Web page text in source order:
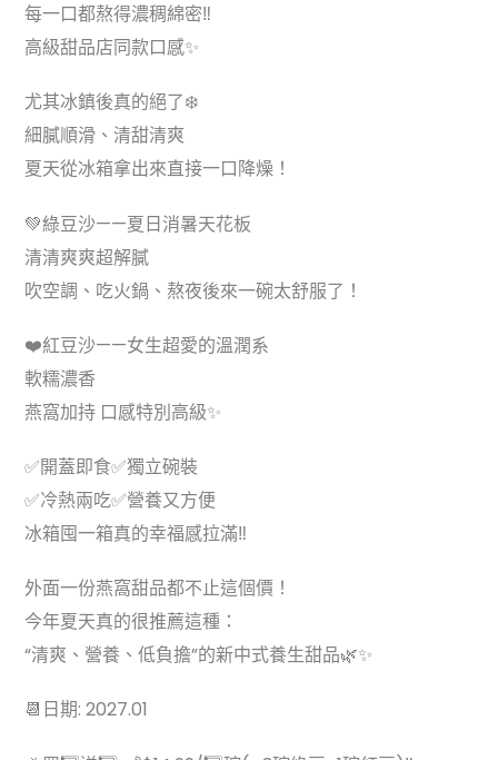
每一口都熬得濃稠綿密‼️
高級甜品店同款口感✨
尤其冰鎮後真的絕了❄️
細膩順滑、清甜清爽
夏天從冰箱拿出來直接一口降燥！
💚綠豆沙——夏日消暑天花板
清清爽爽超解膩
吹空調、吃火鍋、熬夜後來一碗太舒服了！
❤️紅豆沙——女生超愛的溫潤系
軟糯濃香
燕窩加持 口感特別高級✨
✅開蓋即食✅獨立碗裝
✅冷熱兩吃✅營養又方便
冰箱囤一箱真的幸福感拉滿‼️
外面一份燕窩甜品都不止這個價！
今年夏天真的很推薦這種：
“清爽、營養、低負擔”的新中式養生甜品🌿✨
📆日期: 2027.01